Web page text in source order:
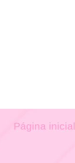
Página inicial